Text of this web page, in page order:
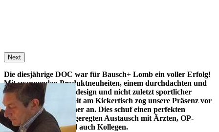
Interessante Gespräche, Kickerturniere und spannende
Produktinnovationen - der Stand von Bausch + Lomb hat viel zu
bieten.
Next
Die diesjährige DOC war für Bausch+ Lomb ein voller Erfolg!
Mit spannenden Produktneuheiten, einem durchdachten und
ansprechenden Standdesign und nicht zuletzt sportlicher
Betätigungsmöglichkeit am Kickertisch zog unsere Präsenz vor
Ort zahlreiche Besucher an. Dies schuf einen perfekten
Rahmen für einen angeregten Austausch mit Ärzten, OP-
Verantwortlichen und auch Kollegen.